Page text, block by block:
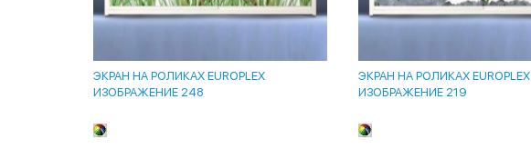
ЭКРАН НА РОЛИКАХ EUROPLEX
ИЗОБРАЖЕНИЕ 248
ЭКРАН НА РОЛИКАХ EUROPLEX
ИЗОБРАЖЕНИЕ 219